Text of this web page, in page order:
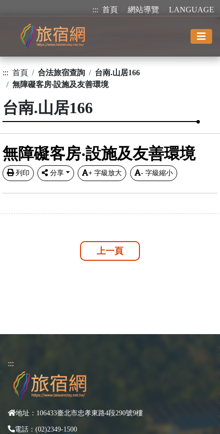
::: 首頁 網站導覽 LANGUAGE
::: 首頁 合法旅宿查詢
台南.山居166
無障礙客房‧設施及友善環境
台南.山居166
無障礙客房‧設施及友善環境
列印 分享 + 字級放大 - 字級縮小
上一頁
:::
地址：106433臺北市忠孝東路4段290號9樓
電話：(02)2349-1500